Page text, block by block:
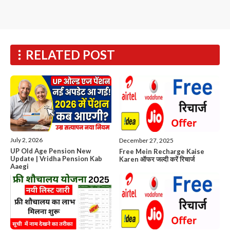
RELATED POST
July 2, 2026
UP Old Age Pension New
Update | Vridha Pension Kab
Aaegi
December 27, 2025
Free Mein Recharge Kaise
Karen ऑफर जल्दी करें रिचार्ज